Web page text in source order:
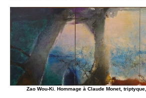
Zao Wou-Ki. Hommage à Claude Monet,